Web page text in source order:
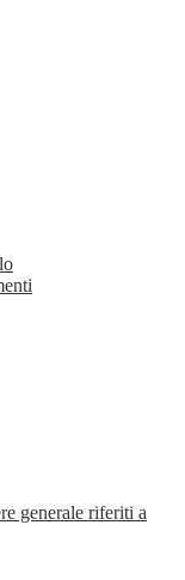
generale riferiti a